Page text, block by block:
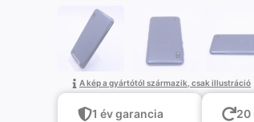
A kép a gyártótól származik, csak illustráció
1 év garancia 20